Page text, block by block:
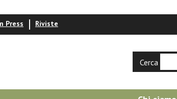
Press Riviste
Cerca